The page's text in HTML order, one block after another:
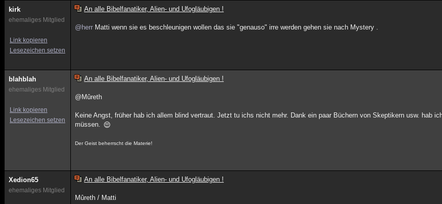
kirk
ehemaliges Mitglied
Link kopieren
Lesezeichen setzen
An alle Bibelfanatiker, Alien- und Ufogläubigen !
@herr Matti wenn sie es beschleunigen wollen das sie "genauso" irre werden gehen sie nach Mystery .
blahblah
ehemaliges Mitglied
Link kopieren
Lesezeichen setzen
An alle Bibelfanatiker, Alien- und Ufogläubigen !
@Mûreth
Keine Angst, früher hab ich allem blind vertraut. Jetzt tu ichs nicht mehr. Dank ein paar Büchern von Skeptikern usw. hab
müssen.
Der Geist beherrscht die Materie!
Xedion65
ehemaliges Mitglied
An alle Bibelfanatiker, Alien- und Ufogläubigen !
Mûreth / Matti